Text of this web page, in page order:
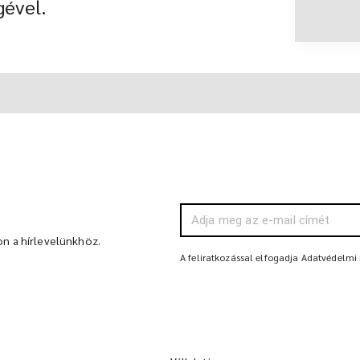
a hírlevelünkhöz.
A feliratkozással elfogadja